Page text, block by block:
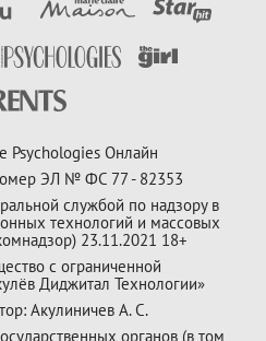
Psychologies Онлайн
ЭЛ № ФС 77 - 82353
службой по надзору в
технологий и массовых
23.11.2021 18+
с ограниченной
Диджитал Технологии»
Акулиничев А. С.
органов (в том